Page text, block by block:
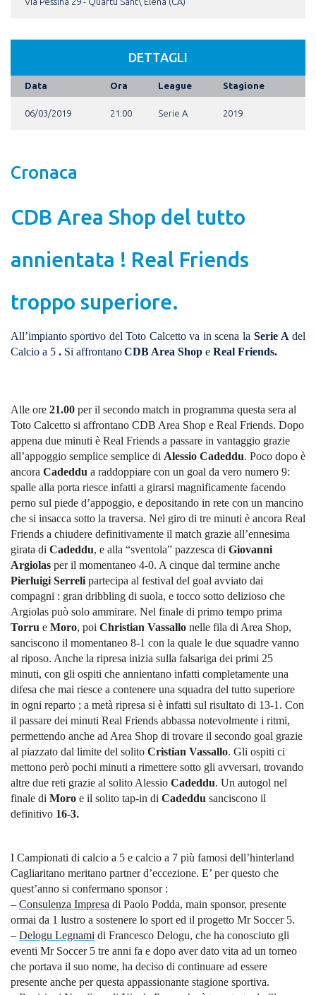
DETTAGLI
Data Ora League Stagione
06/03/2019 21:00 Serie A 2019
Cronaca
CDB Area Shop del tutto
annientata ! Real Friends
troppo superiore.
All’impianto sportivo del Toto Calcetto va in scena laSerie A del
Calcio a 5 . Si affrontanoCDB Area Shop e Real Friends.
Alle ore 21.00 per il secondo match in programma questa sera al
Toto Calcetto si affrontano CDB Area Shop e Real Friends. Dopo
appena due minuti è Real Friends a passare in vantaggio grazie
all’appoggio semplice semplice di Alessio Cadeddu. Poco dopo è
ancora Cadeddu a raddoppiare con un goal da vero numero 9:
spalle alla porta riesce infatti a girarsi magnificamente facendo
perno sul piede d’appoggio, e depositando in rete con un mancino
che si insacca sotto la traversa. Nel giro di tre minuti è ancora Real
Friends a chiudere definitivamente il match grazie all’ennesima
girata di Cadeddu, e alla “sventola” pazzesca di Giovanni
Argiolas per il momentaneo 4-0. A cinque dal termine anche
Pierluigi Serreli partecipa al festival del goal avviato dai
compagni : gran dribbling di suola, e tocco sotto delizioso che
Argiolas può solo ammirare. Nel finale di primo tempo prima
Torru e Moro, poi Christian Vassallo nelle fila di Area Shop,
sanciscono il momentaneo 8-1 con la quale le due squadre vanno
al riposo. Anche la ripresa inizia sulla falsariga dei primi 25
minuti, con gli ospiti che annientano infatti completamente una
difesa che mai riesce a contenere una squadra del tutto superiore
in ogni reparto ; a metà ripresa si è infatti sul risultato di 13-1. Con
il passare dei minuti Real Friends abbassa notevolmente i ritmi,
permettendo anche ad Area Shop di trovare il secondo goal grazie
al piazzato dal limite del solito Cristian Vassallo. Gli ospiti ci
mettono però pochi minuti a rimettere sotto gli avversari, trovando
altre due reti grazie al solito Alessio Cadeddu. Un autogol nel
finale di Moro e il solito tap-in di Cadeddu sanciscono il
definitivo 16-3.
I Campionati di calcio a 5 e calcio a 7 più famosi dell’hinterland
Cagliaritano meritano partner d’eccezione. E’ per questo che
quest’anno si confermano sponsor :
– Consulenza Impresa di Paolo Podda, main sponsor, presente
ormai da 1 lustro a sostenere lo sport ed il progetto Mr Soccer 5.
– Delogu Legnami di Francesco Delogu, che ha conosciuto gli
eventi Mr Soccer 5 tre anni fa e dopo aver dato vita ad un torneo
che portava il suo nome, ha deciso di continuare ad essere
presente anche per questa appassionante stagione sportiva.